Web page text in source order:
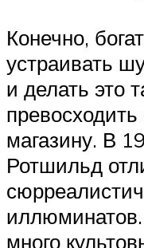
Конечно,
устраивать
и делать это
магазину. В
Ротшильд
много